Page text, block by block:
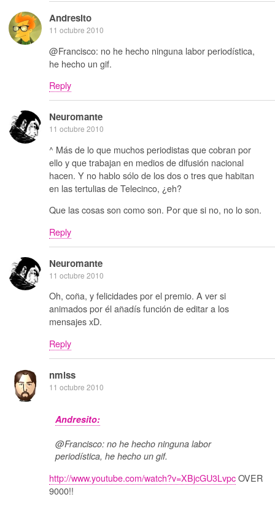
Andresito
11 octubre 2010
@Francisco: no he hecho ninguna labor periodística,
he hecho un gif.
Reply
Neuromante
11 octubre 2010
^ Más de lo que muchos periodistas que cobran por
ello y que trabajan en medios de difusión nacional
hacen. Y no hablo sólo de los dos o tres que habitan
en las tertulias de Telecinco, ¿eh?
Que las cosas son como son. Por que si no, no lo son.
Reply
Neuromante
11 octubre 2010
Oh, coña, y felicidades por el premio. A ver si
animados por él añadís función de editar a los
mensajes xD.
Reply
nmlss
11 octubre 2010
Andresito:
@Francisco: no he hecho ninguna labor
periodística, he hecho un gif.
http://www.youtube.com/watch?v=XBjcGU3LvpcOVER
9000!!